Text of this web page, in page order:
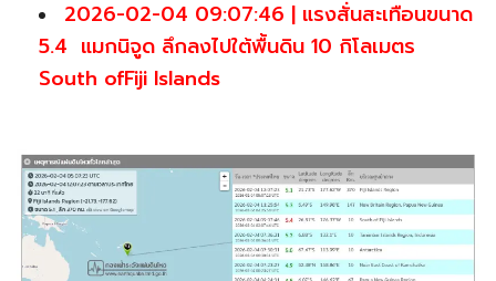
2026-02-04 09:07:46 | แรงสั่นสะเทือนขนาด
5.4 แมกนิจูด ลึกลงไปใต้พื้นดิน 10 กิโลเมตร
South ofFiji Islands